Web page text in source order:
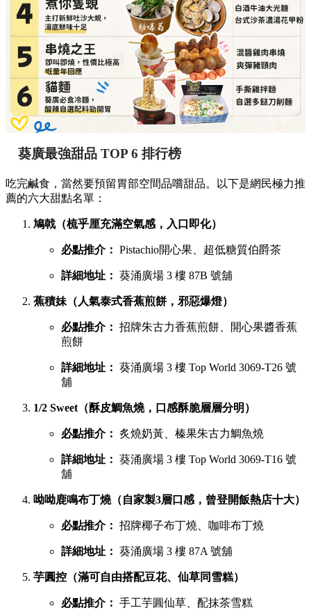
葵廣最強甜品 TOP 6 排行榜
吃完鹹食，當然要預留胃部空間品嚐甜品。以下是網民極力推
薦的六大甜點名單：
鳩戟（梳乎厘充滿空氣感，入口即化）
必點推介： Pistachio開心果、超低糖質伯爵茶
詳細地址： 葵涌廣場 3 樓 87B 號舖
蕉積妹（人氣泰式香蕉煎餅，邪惡爆燈）
必點推介： 招牌朱古力香蕉煎餅、開心果醬香蕉
煎餅
詳細地址： 葵涌廣場 3 樓 Top World 3069-T26 號
舖
1/2 Sweet（酥皮鯛魚燒，口感酥脆層層分明）
必點推介： 炙燒奶黃、榛果朱古力鯛魚燒
詳細地址： 葵涌廣場 3 樓 Top World 3069-T16 號
舖
呦呦鹿鳴布丁燒（自家製3層口感，曾登開飯熱店十大）
必點推介： 招牌椰子布丁燒、咖啡布丁燒
詳細地址： 葵涌廣場 3 樓 87A 號舖
芋圓控（滿可自由搭配豆花、仙草同雪糕）
必點推介： 手工芋圓仙草、配抹茶雪糕